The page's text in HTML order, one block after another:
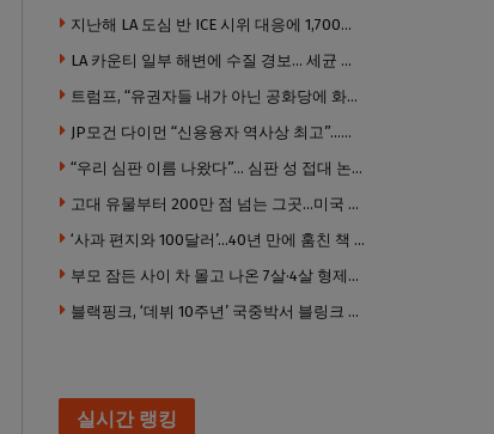
지난해 LA 도심 반 ICE 시위 대응에 1,700만 달러 이상 지출… LAPD, 대규모 시위 대비 강화 필요
LA 카운티 일부 해변에 수질 경보… 세균 수치 기준 초과, 입수 자제 당부
트럼프, “유권자들 내가 아닌 공화당에 화난 것”
JP모건 다이먼 “신용융자 역사상 최고”…숨은 레버리지 경고
“우리 심판 이름 나왔다”… 심판 성 접대 논란에 日 축구계 발칵
고대 유물부터 200만 점 넘는 그곳…미국 최고 미술관은?
‘사과 편지와 100달러’…40년 만에 훔친 책 돌려준 절도범
부모 잠든 사이 차 몰고 나온 7살·4살 형제…보행자 덮쳐 중태
블랙핑크, ‘데뷔 10주년’ 국중박서 블링크 만난다 “섭섭함 안겨 미안”
실시간 랭킹